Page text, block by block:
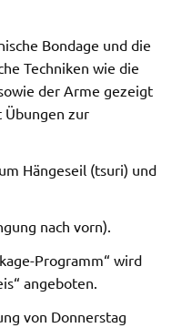
Bondage und die
Techniken wie die
der Arme gezeigt
zur
Hängeseil (tsuri) und
nach vorn).
Programm“ wird
angeboten.
von Donnerstag